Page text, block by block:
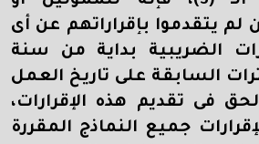
لم يتقدموا بإقراراتهم عن أى
الضريبية بداية من سنة
السابقة على تاريخ العمل
فى تقديم هذه الإقرارات،
جميع النماذج المقررة